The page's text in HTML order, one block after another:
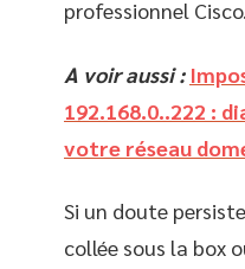
professionnel Cisco.
A voir aussi :
192.168.0..222 :
votre réseau
Si un doute
collée sous la box